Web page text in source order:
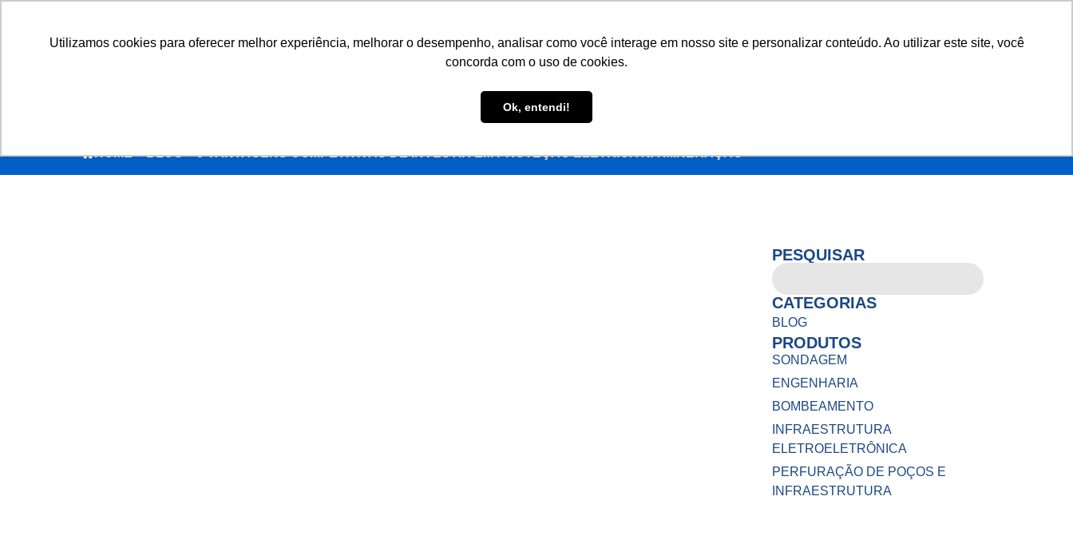
Utilizamos cookies para oferecer melhor experiência, melhorar o desempenho, analisar como você interage em nosso site e personalizar conteúdo. Ao utilizar este site, você
concorda com o uso de cookies.
Ok, entendi!
FALECONOSCO@SIDRASUL.COM.BR
QUEM SOMOS PRODUTOS
HOME»BLOG»5 VANTAGENS COMPETITIVAS DE INVESTIR EM PROTEÇÃO ELÉTRICA NA MINERAÇÃO
PESQUISAR
CATEGORIAS
BLOG
PRODUTOS
SONDAGEM
ENGENHARIA
BOMBEAMENTO
INFRAESTRUTURA
ELETROELETRÔNICA
PERFURAÇÃO DE POÇOS E
INFRAESTRUTURA